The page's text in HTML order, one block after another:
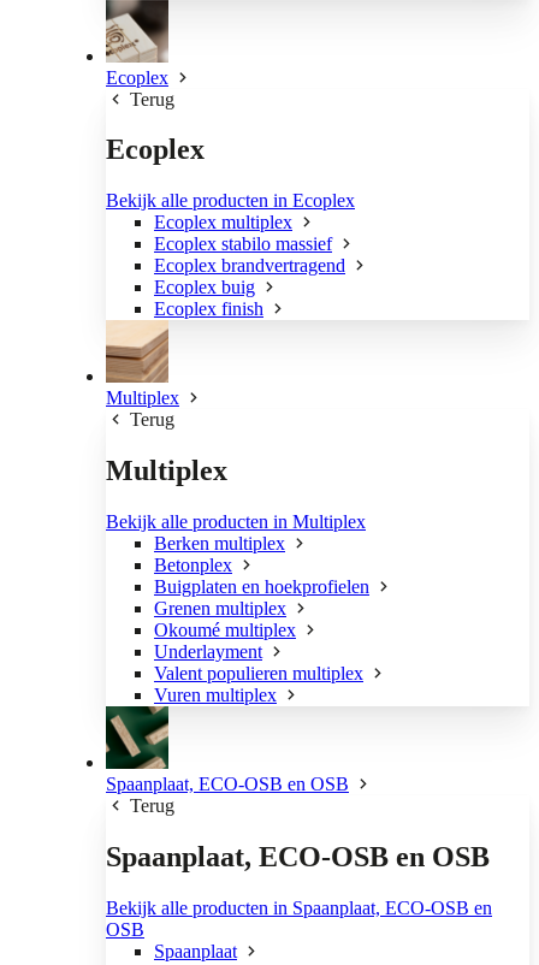
Ecoplex
Terug
Ecoplex
Bekijk alle producten in Ecoplex
Ecoplex multiplex
Ecoplex stabilo massief
Ecoplex brandvertragend
Ecoplex buig
Ecoplex finish
Multiplex
Terug
Multiplex
Bekijk alle producten in Multiplex
Berken multiplex
Betonplex
Buigplaten en hoekprofielen
Grenen multiplex
Okoumé multiplex
Underlayment
Valent populieren multiplex
Vuren multiplex
Spaanplaat, ECO-OSB en OSB
Terug
Spaanplaat, ECO-OSB en OSB
Bekijk alle producten in Spaanplaat, ECO-OSB en
OSB
Spaanplaat